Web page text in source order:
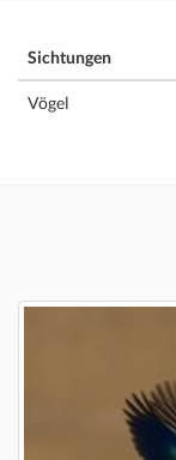
Sichtungen
Vögel